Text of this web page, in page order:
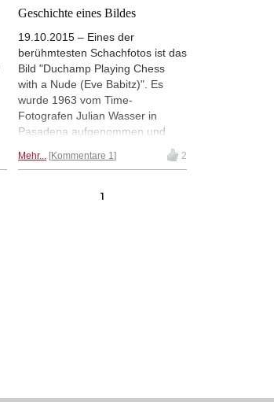
Geschichte eines Bildes
19.10.2015 – Eines der
berühmtesten Schachfotos ist das
Bild "Duchamp Playing Chess
with a Nude (Eve Babitz)". Es
wurde 1963 vom Time-
Fotografen Julian Wasser in
Pasadena aufgenommen und
Schachspieler Marcel Duchamp
Frau. Eigentlich sollte mit dem
Mehr... Kommentare 1 2
1